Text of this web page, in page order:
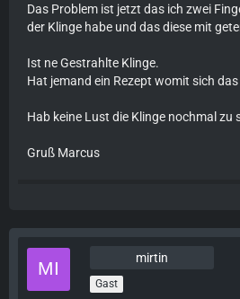
Das Problem ist jetzt das ich zwei
der Klinge habe und das diese mit
Ist ne Gestrahlte Klinge.
Hat jemand ein Rezept womit sich
Hab keine Lust die Klinge nochmal zu
Gruß Marcus
mirtin
Gast